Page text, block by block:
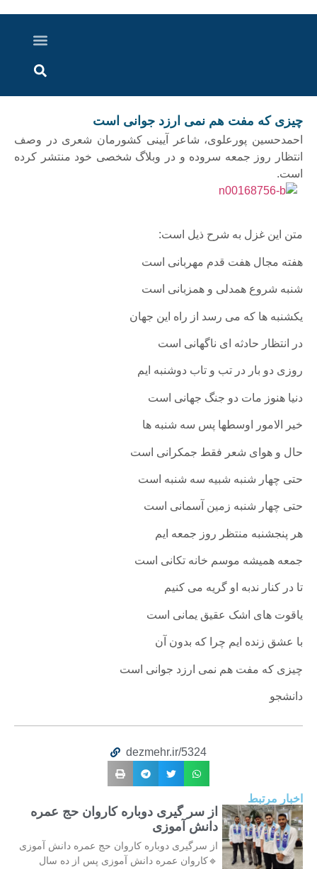
چیزی که مفت هم نمی ارزد جوانی است
احمدحسین پورعلوی، شاعر آیینی کشورمان شعری در وصف
انتظار روز جمعه سروده و در وبلاگ شخصی خود منتشر کرده
است.
متن این غزل به شرح ذیل است:
هفته مجال هفت قدم مهربانی است
شنبه شروع همدلی و همزبانی است
یکشنبه ها که می رسد از راه این جهان
در انتظار حادثه ای ناگهانی است
روزی دو بار در تب و تاب دوشنبه ایم
دنیا هنوز مات دو جنگ جهانی است
خیر الامور اوسطها پس سه شنبه ها
حال و هوای شعر فقط جمکرانی است
حتی چهار شنبه شبیه سه شنبه است
حتی چهار شنبه زمین آسمانی است
هر پنجشنبه منتظر روز جمعه ایم
جمعه همیشه موسم خانه تکانی است
تا در کنار ندبه او گریه می کنیم
یاقوت های اشک عقیق یمانی است
با عشق زنده ایم چرا که بدون آن
چیزی که مفت هم نمی ارزد جوانی است
دانشجو
dezmehr.ir/5324
اخبار مرتبط
از سر گیری دوباره کاروان حج عمره
دانش آموزی
از سرگیری دوباره کاروان حج عمره دانش آموزی
🔹کاروان عمره دانش آموزی پس از ده سال